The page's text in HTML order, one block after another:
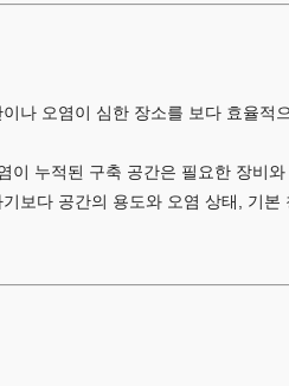
나 오염이 심한 장소를 보다 효율적
누적된 구축 공간은 필요한 장비
보다 공간의 용도와 오염 상태, 기